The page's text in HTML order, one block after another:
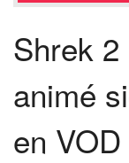
Shrek
animé
en VOD